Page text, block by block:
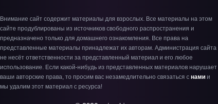
Внимание сайт содержит материалы для взрослых. Все материалы на этом
сайте продублированы из источников свободного распространения и
предназначено только для домашнего ознакомления. Все права на
представленные материалы принадлежат их авторам. Администрация сайта
не несёт ответственности за представленный материал и его любое
использование. Если какой-нибудь из представленных материалов нарушает
ваши авторские права, то просим вас незамедлительно связаться с нами и
мы удалим этот материал с ресурса!